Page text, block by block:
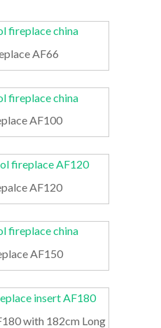
AF66
AF100
AF120
AF150
with 182cm Long